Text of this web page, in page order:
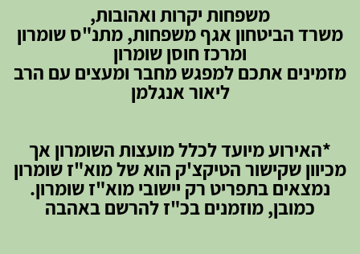
משפחות יקרות ואהובות,
משרד הביטחון אגף משפחות, מתנ"ס שומרון
ומרכז חוסן שומרון
מזמינים אתכם למפגש מחבר ומעצים עם הרב
ליאור אנגלמן
*האירוע מיועד לכלל מועצות השומרון אך
מכיוון שקישור הטיקצ'ק הוא של מוא"ז שומרון
נמצאים בתפריט רק יישובי מוא"ז שומרון.
כמובן, מוזמנים בכ"ז להרשם באהבה